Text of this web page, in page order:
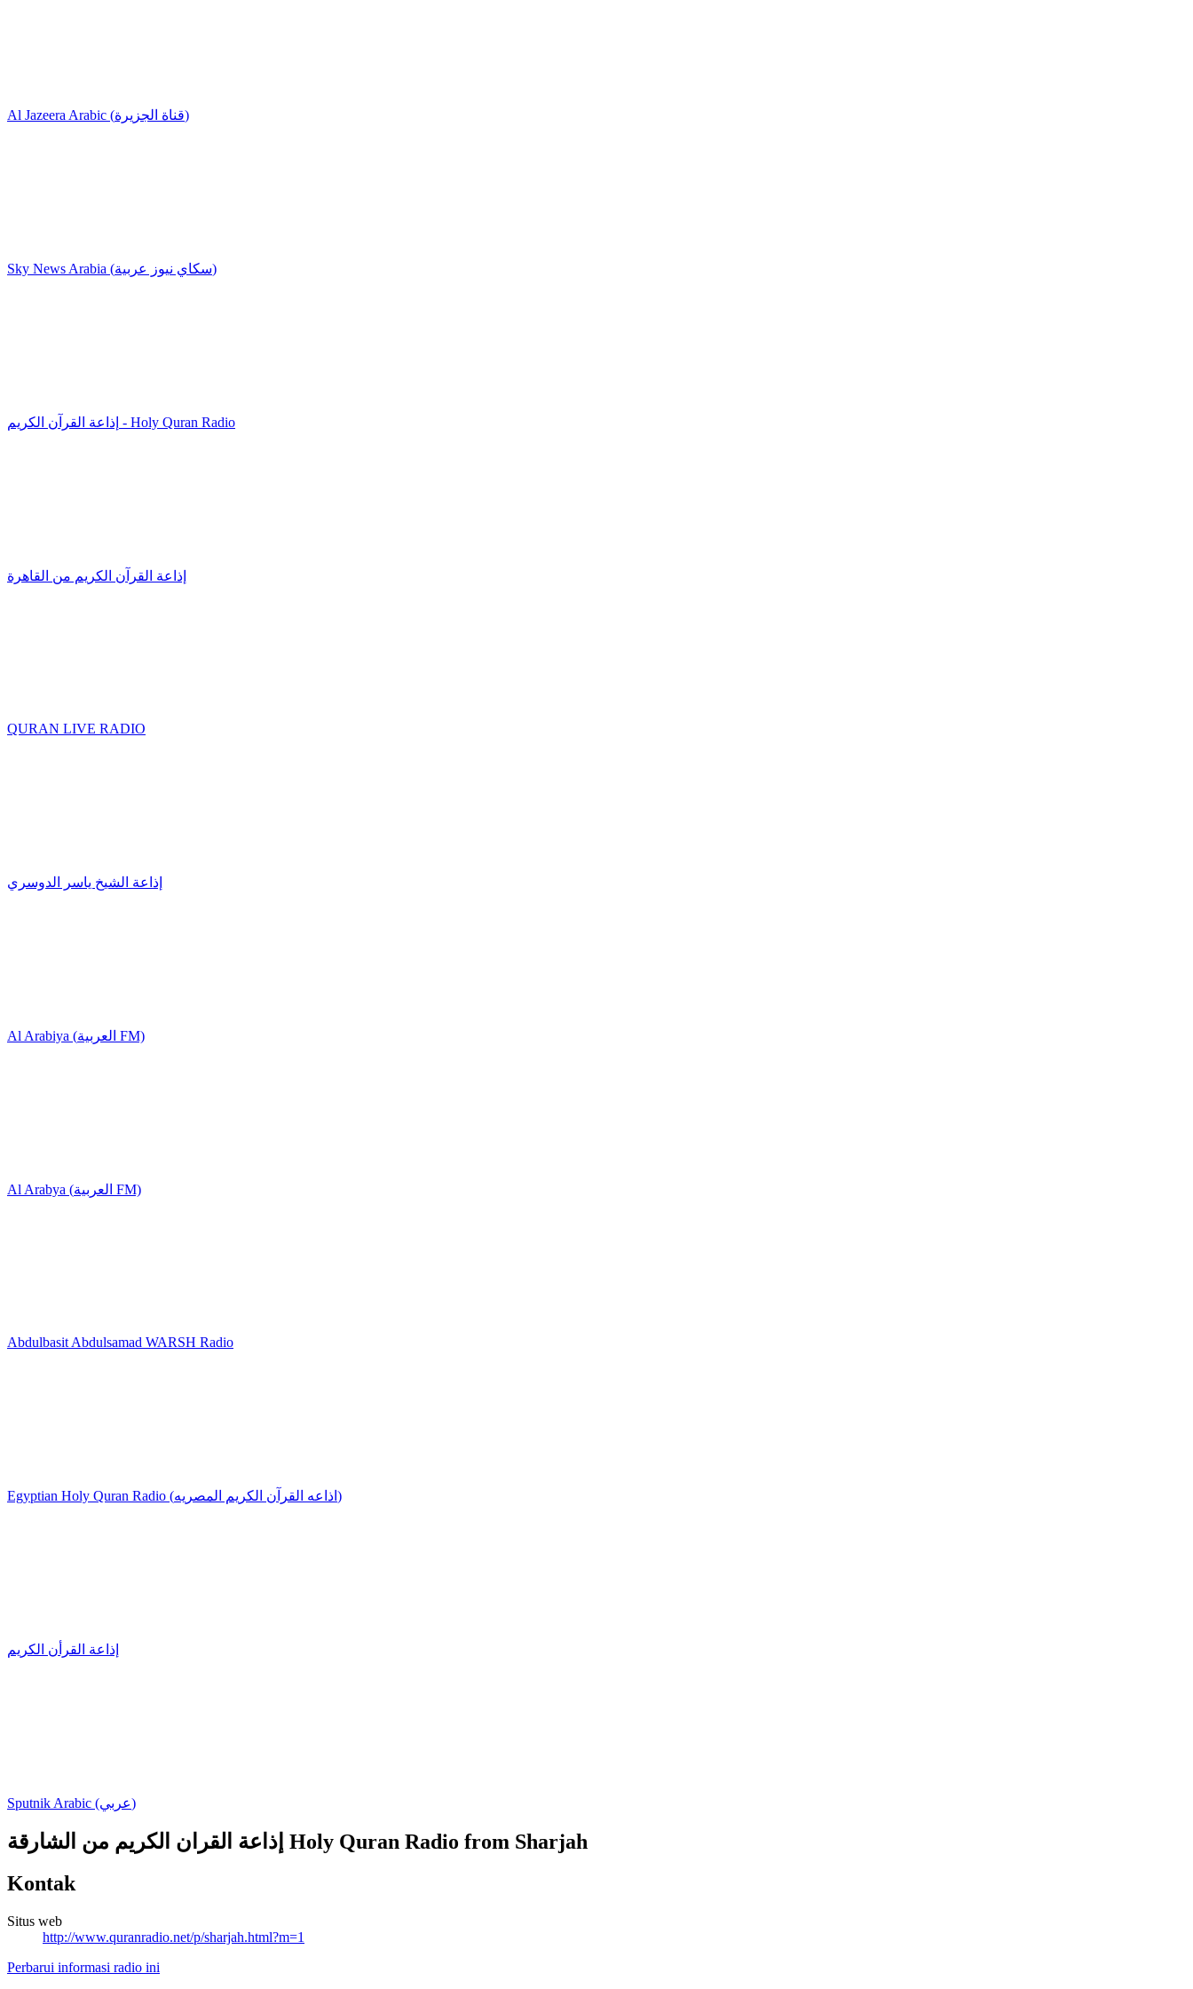
Al Jazeera Arabic (قناة الجزيرة)
Sky News Arabia (سكاي نيوز عربية)
إذاعة القرآن الكريم - Holy Quran Radio
إذاعة القرآن الكريم من القاهرة
QURAN LIVE RADIO
إذاعة الشيخ ياسر الدوسري
Al Arabiya (العربية FM)
Al Arabya (العربية FM)
Abdulbasit Abdulsamad WARSH Radio
Egyptian Holy Quran Radio (اذاعه القرآن الكريم المصريه)
إذاعة القرأن الكريم
Sputnik Arabic (عربي)
إذاعة القران الكريم من الشارقة Holy Quran Radio from Sharjah
Kontak
Situs web
http://www.quranradio.net/p/sharjah.html?m=1
Perbarui informasi radio ini